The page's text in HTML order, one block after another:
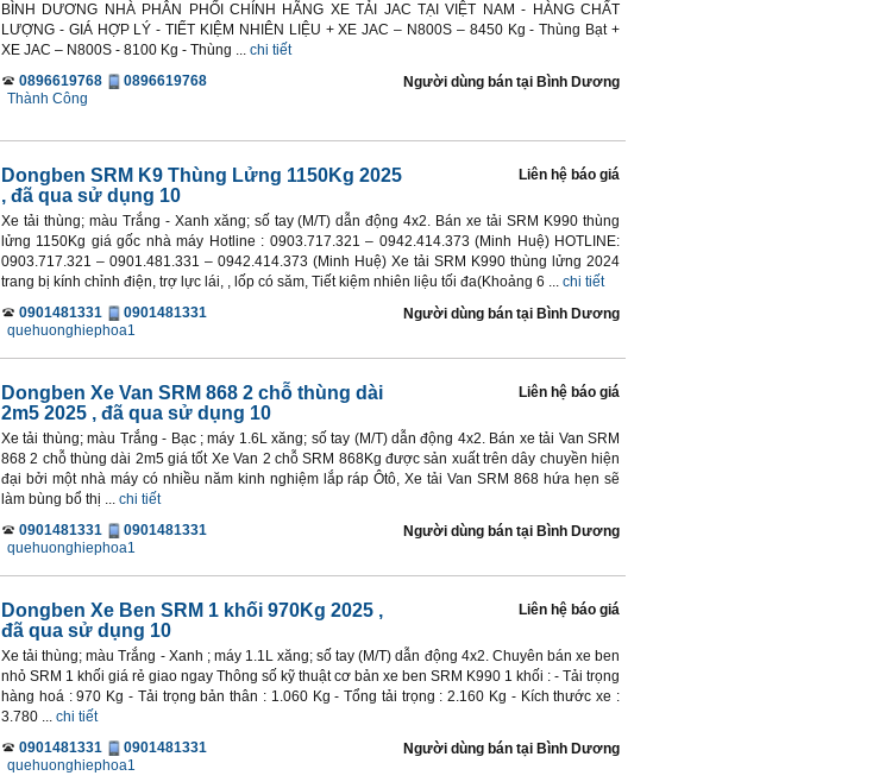
BÌNH DƯƠNG NHÀ PHÂN PHỐI CHÍNH HÃNG XE TẢI JAC TẠI VIỆT NAM - HÀNG CHẤT
LƯỢNG - GIÁ HỢP LÝ - TIẾT KIỆM NHIÊN LIỆU + XE JAC – N800S – 8450 Kg - Thùng Bạt +
XE JAC – N800S - 8100 Kg - Thùng ... chi tiết
0896619768
0896619768
Thành Công
Người dùng bán tại Bình Dương
Dongben SRM K9 Thùng Lửng 1150Kg 2025
, đã qua sử dụng 10
Liên hệ báo giá
Xe tải thùng; màu Trắng - Xanh xăng; số tay (M/T) dẫn động 4x2. Bán xe tải SRM K990 thùng
lửng 1150Kg giá gốc nhà máy Hotline : 0903.717.321 – 0942.414.373 (Minh Huệ) HOTLINE:
0903.717.321 – 0901.481.331 – 0942.414.373 (Minh Huệ) Xe tải SRM K990 thùng lửng 2024
trang bị kính chỉnh điện, trợ lực lái, , lốp có săm, Tiết kiệm nhiên liệu tối đa(Khoảng 6 ... chi tiết
0901481331
0901481331
quehuonghiephoa1
Người dùng bán tại Bình Dương
Dongben Xe Van SRM 868 2 chỗ thùng dài
2m5 2025 , đã qua sử dụng 10
Liên hệ báo giá
Xe tải thùng; màu Trắng - Bạc ; máy 1.6L xăng; số tay (M/T) dẫn động 4x2. Bán xe tải Van SRM
868 2 chỗ thùng dài 2m5 giá tốt Xe Van 2 chỗ SRM 868Kg được sản xuất trên dây chuyền hiện
đại bởi một nhà máy có nhiều năm kinh nghiệm lắp ráp Ôtô, Xe tải Van SRM 868 hứa hẹn sẽ
làm bùng bổ thị ... chi tiết
0901481331
0901481331
quehuonghiephoa1
Người dùng bán tại Bình Dương
Dongben Xe Ben SRM 1 khối 970Kg 2025 ,
đã qua sử dụng 10
Liên hệ báo giá
Xe tải thùng; màu Trắng - Xanh ; máy 1.1L xăng; số tay (M/T) dẫn động 4x2. Chuyên bán xe ben
nhỏ SRM 1 khối giá rẻ giao ngay Thông số kỹ thuật cơ bản xe ben SRM K990 1 khối : - Tải trọng
hàng hoá : 970 Kg - Tải trọng bản thân : 1.060 Kg - Tổng tải trọng : 2.160 Kg - Kích thước xe :
3.780 ... chi tiết
0901481331
0901481331
quehuonghiephoa1
Người dùng bán tại Bình Dương